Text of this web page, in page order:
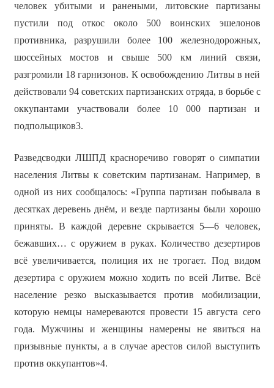
человек убитыми и ранеными, литовские партизаны
пустили под откос около 500 воинских эшелонов
противника, разрушили более 100 железнодорожных,
шоссейных мостов и свыше 500 км линий связи,
разгромили 18 гарнизонов. К освобождению Литвы в ней
действовали 94 советских партизанских отряда, в борьбе с
оккупантами участвовали более 10 000 партизан и
подпольщиков3.
Разведсводки ЛШПД красноречиво говорят о симпатии
населения Литвы к советским партизанам. Например, в
одной из них сообщалось: «Группа партизан побывала в
десятках деревень днём, и везде партизаны были хорошо
приняты. В каждой деревне скрывается 5—6 человек,
бежавших… с оружием в руках. Количество дезертиров
всё увеличивается, полиция их не трогает. Под видом
дезертира с оружием можно ходить по всей Литве. Всё
население резко высказывается против мобилизации,
которую немцы намереваются провести 15 августа сего
года. Мужчины и женщины намерены не явиться на
призывные пункты, а в случае арестов силой выступить
против оккупантов»4.